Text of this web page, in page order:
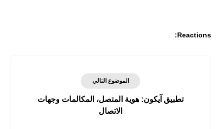
Reactions:
الموضوع التالي
تطبيق آيكون: هوية المتصل، المكالمات وجهات
الاتصال